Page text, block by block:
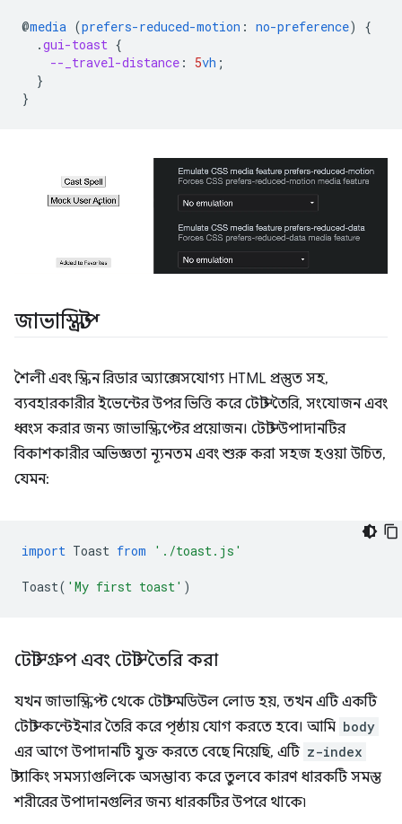
@media (prefers-reduced-motion : no-preference)
{
.gui-toast {
--_travel-distance : 5vh ;
}
}
জাভাস্ক্রিপ্ট
শৈলী এবং স্ক্রিন রিডার অ্যাক্সেসযোগ্য HTML প্রস্তুত সহ,
ব্যবহারকারীর ইভেন্টের উপর ভিত্তি করে টোস্ট তৈরি, সংযোজন এবং
ধ্বংস করার জন্য জাভাস্ক্রিপ্টের প্রয়োজন। টোস্ট উপাদানটির
বিকাশকারীর অভিজ্ঞতা ন্যূনতম এবং শুরু করা সহজ হওয়া উচিত,
যেমন:
import Toast from './toast.js'
Toast( 'My first toast' )
টোস্ট গ্রুপ এবং টোস্ট তৈরি করা
যখন জাভাস্ক্রিপ্ট থেকে টোস্ট মডিউল লোড হয়, তখন এটি একটি
টোস্ট কন্টেইনার তৈরি করে পৃষ্ঠায় যোগ করতে হবে। আমি body
এর আগে উপাদানটি যুক্ত করতে বেছে নিয়েছি, এটি z-index
স্ট্যাকিং সমস্যাগুলিকে অসম্ভাব্য করে তুলবে কারণ ধারকটি সমস্ত
শরীরের উপাদানগুলির জন্য ধারকটির উপরে থাকে৷